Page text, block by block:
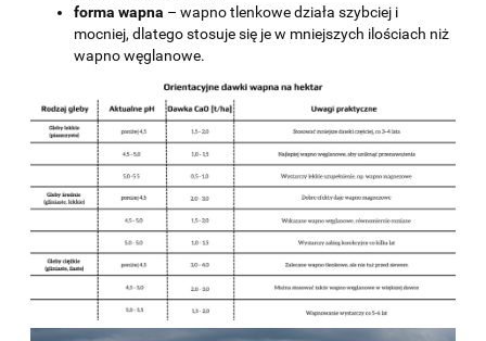
forma wapna – wapno tlenkowe działa szybciej i
mocniej, dlatego stosuje się je w mniejszych ilościach niż
wapno węglanowe.